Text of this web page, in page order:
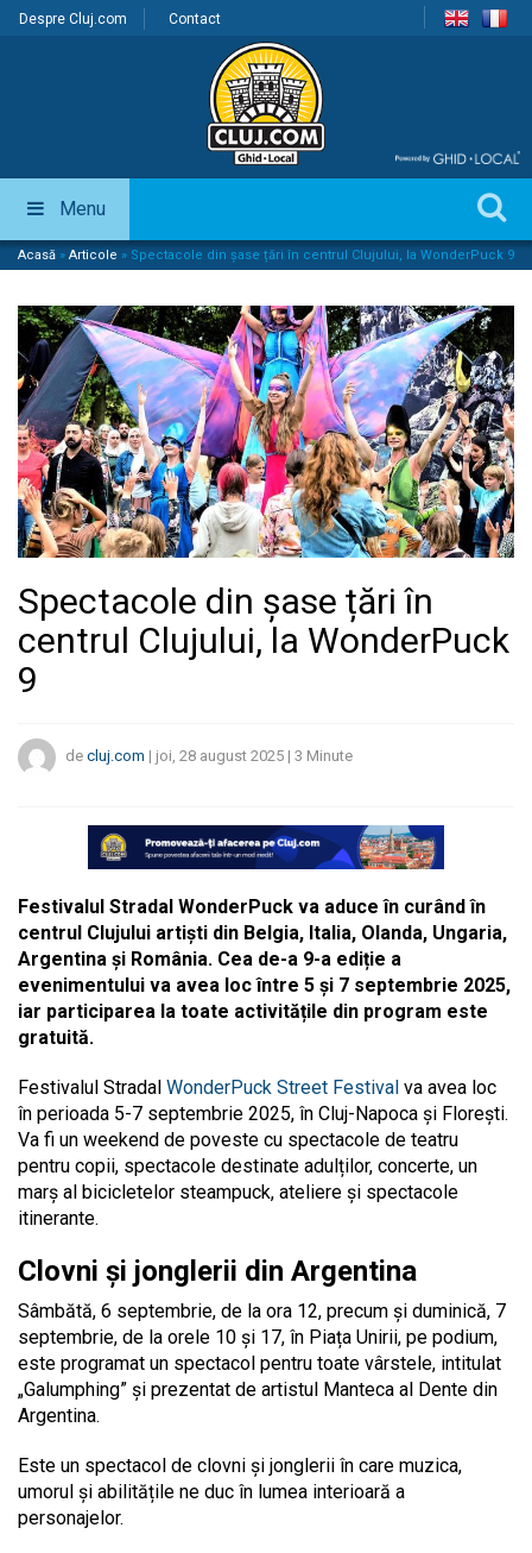
Despre Cluj.com Contact
Menu
Acasă » Articole » Spectacole din șase țări în centrul Clujului, la WonderPuck 9
Spectacole din șase țări în
centrul Clujului, la WonderPuck
9
de cluj.com | joi, 28 august 2025 | 3 Minute
Festivalul Stradal WonderPuck va aduce în curând în
centrul Clujului artiști din Belgia, Italia, Olanda, Ungaria,
Argentina și România. Cea de-a 9-a ediție a
evenimentului va avea loc între 5 și 7 septembrie 2025,
iar participarea la toate activitățile din program este
gratuită.
Festivalul Stradal WonderPuck Street Festival va avea loc
în perioada 5-7 septembrie 2025, în Cluj-Napoca și Florești.
Va fi un weekend de poveste cu spectacole de teatru
pentru copii, spectacole destinate adulților, concerte, un
marș al bicicletelor steampuck, ateliere și spectacole
itinerante.
Clovni și jonglerii din Argentina
Sâmbătă, 6 septembrie, de la ora 12, precum și duminică, 7
septembrie, de la orele 10 și 17, în Piața Unirii, pe podium,
este programat un spectacol pentru toate vârstele, intitulat
„Galumphing” și prezentat de artistul Manteca al Dente din
Argentina.
Este un spectacol de clovni și jonglerii în care muzica,
umorul și abilitățile ne duc în lumea interioară a
personajelor.